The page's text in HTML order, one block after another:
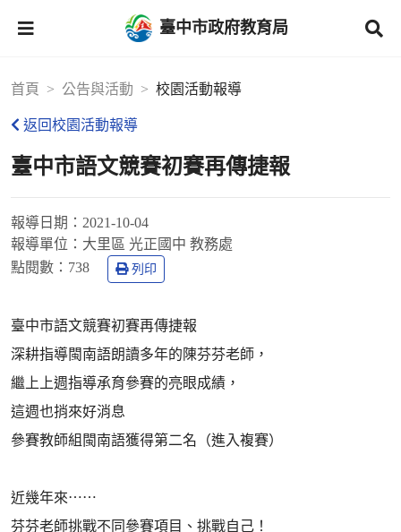
臺中市政府教育局
首頁 公告與活動 校園活動報導
返回校園活動報導
臺中市語文競賽初賽再傳捷報
報導日期： 2021-10-04
報導單位： 大里區 光正國中 教務處
點閱數： 738 列印
臺中市語文競賽初賽再傳捷報
深耕指導閩南語朗讀多年的陳芬芬老師，
繼上上週指導承育參賽的亮眼成績，
這週也捎來好消息
參賽教師組閩南語獲得第二名（進入複賽）
近幾年來⋯⋯
芬芬老師挑戰不同參賽項目、挑戰自己！